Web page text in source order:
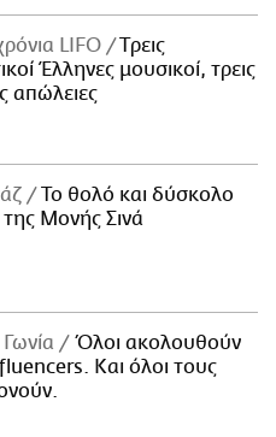
LIFO
Tρεις
Έλληνες μουσικοί, τρεις
απώλειες
Το θολό και δύσκολο
Μονής Σινά
Όλοι ακολουθούν
Και όλοι τους